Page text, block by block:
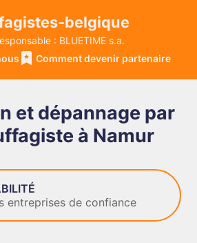
belgique
: BLUETIME s.a.
Comment devenir partenaire
et dépannage par
à Namur
entreprises de confiance